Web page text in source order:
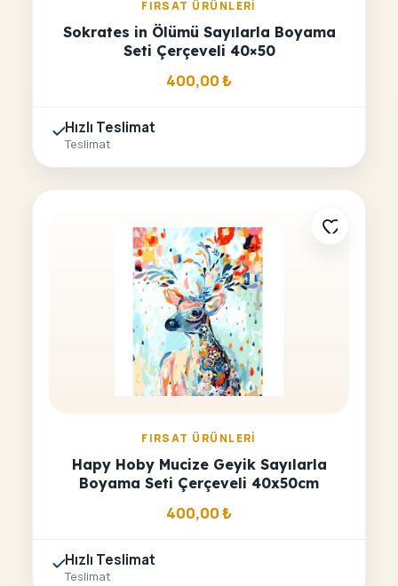
FIRSAT ÜRÜNLERI
Sokrates in Ölümü Sayılarla Boyama
Seti Çerçeveli 40×50
400,00₺
Hızlı Teslimat
Teslimat
FIRSAT ÜRÜNLERI
Hapy Hoby Mucize Geyik Sayılarla
Boyama Seti Çerçeveli 40x50cm
400,00₺
Hızlı Teslimat
Teslimat